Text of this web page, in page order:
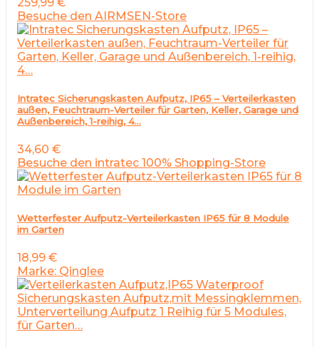
Besuche den AIRMSEN-Store
Intratec Sicherungskasten Aufputz, IP65 – Verteilerkasten
außen, Feuchtraum-Verteiler für Garten, Keller, Garage und
Außenbereich, 1-reihig, 4…
34,60 €
Besuche den intratec 100% Shopping-Store
Wetterfester Aufputz-Verteilerkasten IP65 für 8 Module
im Garten
18,99 €
Marke: Qinglee